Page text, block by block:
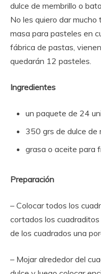
dulce de membrillo o
No les quiero dar
masa para pasteles en
fábrica de pastas,
quedarán 12 pasteles.
Ingredientes
un paquete de 24
350 grs de dulce de
grasa o aceite para
Preparación
– Colocar todos los
cortados los
de los cuadrados una
– Mojar alrededor del